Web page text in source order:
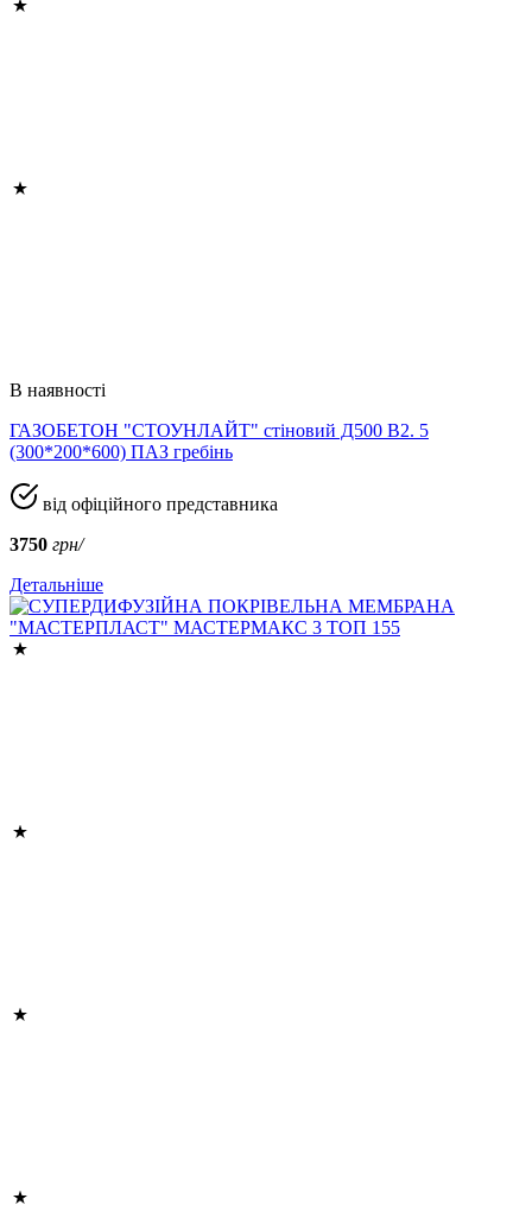
В наявності
ГАЗОБЕТОН "СТОУНЛАЙТ" стіновий Д500 В2. 5
(300*200*600) ПАЗ гребінь
від офіційного представника
3750 грн/
Детальніше